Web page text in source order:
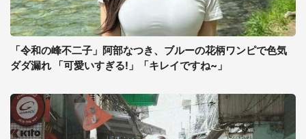
「令和の峰不二子」阿部なつき、ブルーの花柄ワンピで色気
ダダ漏れ 「可愛いすぎる!」「キレイですね~」